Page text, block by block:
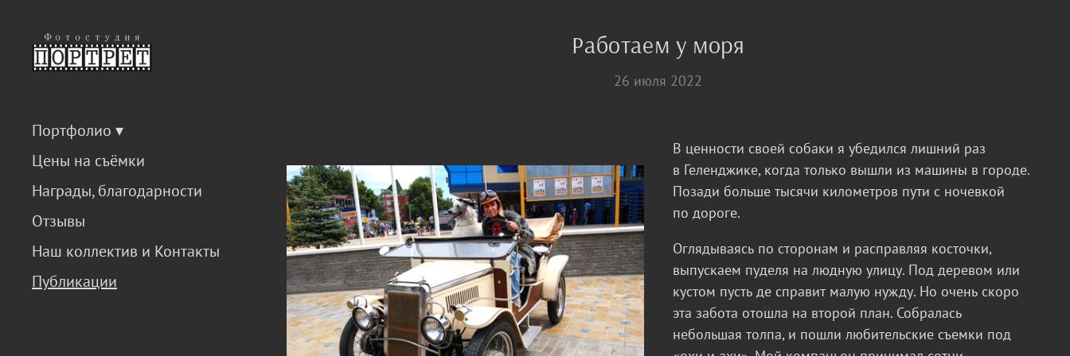
Портфолио
Цены на съёмки
Награды, благодарности
Отзывы
Наш коллектив и Контакты
Публикации
Работаем у моря
26 июля 2022
В ценности своей собаки я убедился лишний раз
в Геленджике, когда только вышли из машины в городе.
Позади больше тысячи километров пути с ночевкой
по дороге.
Оглядываясь по сторонам и расправляя косточки,
выпускаем пуделя на людную улицу. Под деревом или
кустом пусть де справит малую нужду. Но очень скоро
эта забота отошла на второй план. Собралась
небольшая толпа, и пошли любительские съемки под